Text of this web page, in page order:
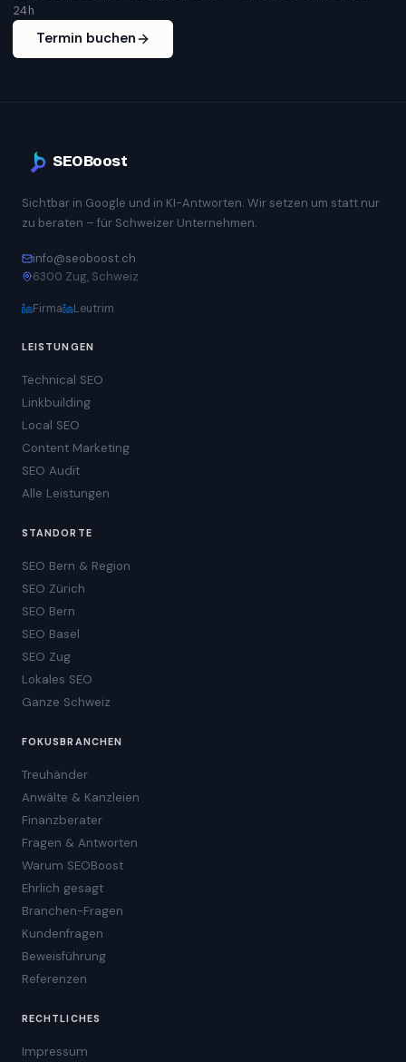
24h
Termin buchen
SEOBoost
Sichtbar in Google und in KI-Antworten. Wir setzen um statt nur
zu beraten – für Schweizer Unternehmen.
info@seoboost.ch
6300 Zug, Schweiz
Firma Leutrim
LEISTUNGEN
Technical SEO
Linkbuilding
Local SEO
Content Marketing
SEO Audit
Alle Leistungen
STANDORTE
SEO Bern & Region
SEO Zürich
SEO Bern
SEO Basel
SEO Zug
Lokales SEO
Ganze Schweiz
FOKUSBRANCHEN
Treuhänder
Anwälte & Kanzleien
Finanzberater
Fragen & Antworten
Warum SEOBoost
Ehrlich gesagt
Branchen-Fragen
Kundenfragen
Beweisführung
Referenzen
RECHTLICHES
Impressum